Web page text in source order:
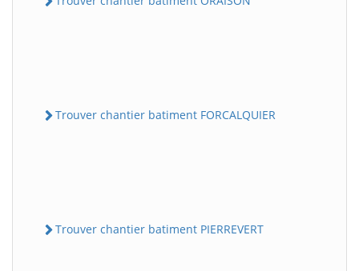
Trouver chantier batiment FORCALQUIER
Trouver chantier batiment PIERREVERT